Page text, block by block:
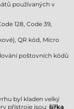
používaných v
128, Code 39,
QR kód, Micro
poštovních kódů
byl kladen velký
přístroje jsou: šířka